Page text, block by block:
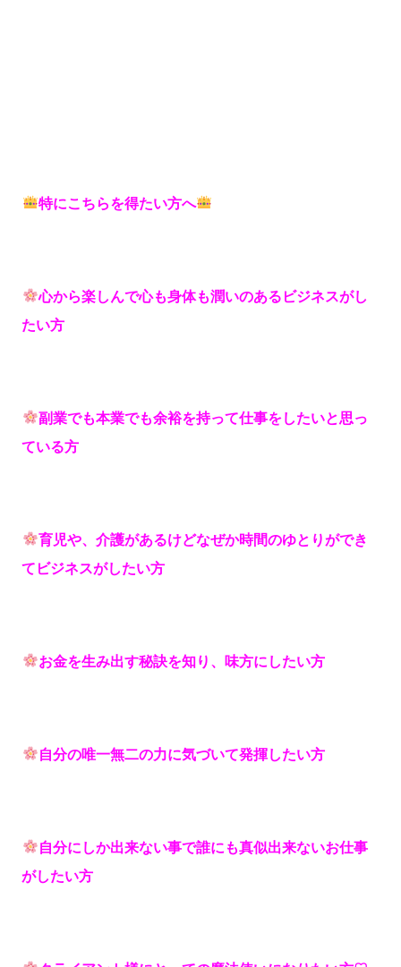
特にこちらを得たい方へ
心から楽しんで心も身体も潤いのあるビジネスがし
たい方
副業でも本業でも余裕を持って仕事をしたいと思っ
ている方
育児や、介護があるけどなぜか時間のゆとりができ
てビジネスがしたい方
お金を生み出す秘訣を知り、味方にしたい方
自分の唯一無二の力に気づいて発揮したい方
自分にしか出来ない事で誰にも真似出来ないお仕事
がしたい方